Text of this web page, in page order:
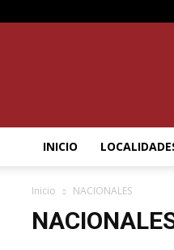
INICIO
Inicio NACIONALES